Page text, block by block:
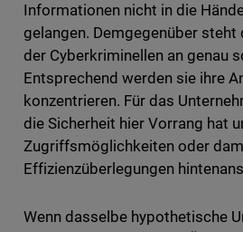
Informationen nicht in die
gelangen. Demgegenüber
der Cyberkriminellen an genau
Entsprechend werden sie ihre
konzentrieren. Für das
die Sicherheit hier Vorrang hat
Zugriffsmöglichkeiten oder
Effizienzüberlegungen
Wenn dasselbe hypothetische